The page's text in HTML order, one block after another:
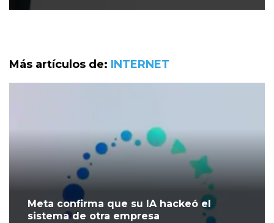
Más artículos de: INTERNET
Meta confirma que su IA hackeó el
sistema de otra empresa